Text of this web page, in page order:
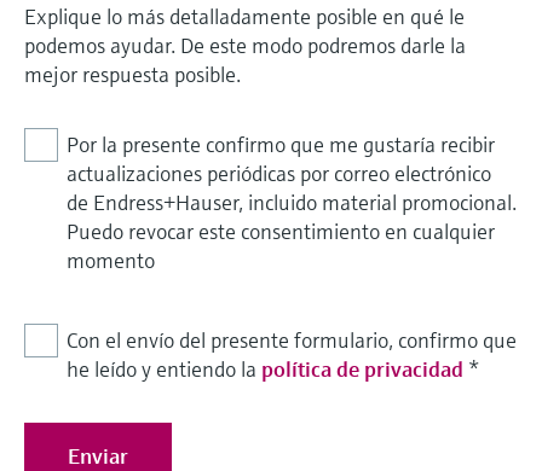
Explique lo más detalladamente posible en qué le
podemos ayudar. De este modo podremos darle la
mejor respuesta posible.
Por la presente confirmo que me gustaría recibir
actualizaciones periódicas por correo electrónico
de Endress+Hauser, incluido material promocional.
Puedo revocar este consentimiento en cualquier
momento
Con el envío del presente formulario, confirmo que
he leído y entiendo la política de privacidad *
Enviar